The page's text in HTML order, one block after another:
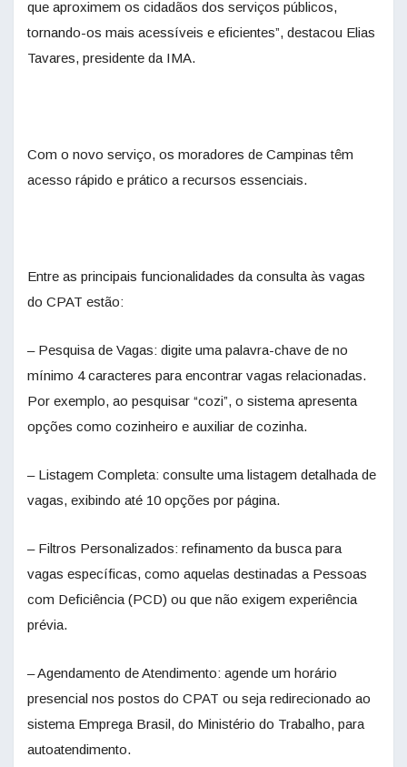
que aproximem os cidadãos dos serviços públicos,
tornando-os mais acessíveis e eficientes”, destacou Elias
Tavares, presidente da IMA.
Com o novo serviço, os moradores de Campinas têm
acesso rápido e prático a recursos essenciais.
Entre as principais funcionalidades da consulta às vagas
do CPAT estão:
– Pesquisa de Vagas: digite uma palavra-chave de no
mínimo 4 caracteres para encontrar vagas relacionadas.
Por exemplo, ao pesquisar “cozi”, o sistema apresenta
opções como cozinheiro e auxiliar de cozinha.
– Listagem Completa: consulte uma listagem detalhada de
vagas, exibindo até 10 opções por página.
– Filtros Personalizados: refinamento da busca para
vagas específicas, como aquelas destinadas a Pessoas
com Deficiência (PCD) ou que não exigem experiência
prévia.
– Agendamento de Atendimento: agende um horário
presencial nos postos do CPAT ou seja redirecionado ao
sistema Emprega Brasil, do Ministério do Trabalho, para
autoatendimento.